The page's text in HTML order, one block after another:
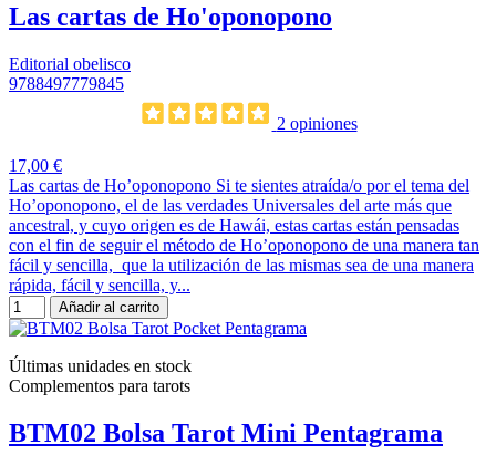
Las cartas de Ho'oponopono
Editorial obelisco
9788497779845
2 opiniones
17,00 €
Las cartas de Ho’oponopono Si te sientes atraída/o por el tema del
Ho’oponopono, el de las verdades Universales del arte más que
ancestral, y cuyo origen es de Hawái, estas cartas están pensadas
con el fin de seguir el método de Ho’oponopono de una manera tan
fácil y sencilla, que la utilización de las mismas sea de una manera
rápida, fácil y sencilla, y...
Añadir al carrito
Últimas unidades en stock
Complementos para tarots
BTM02 Bolsa Tarot Mini Pentagrama